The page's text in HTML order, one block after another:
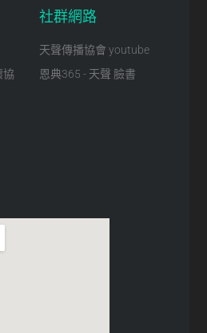
協
社群網路
天聲傳播協會 youtube
恩典365 - 天聲 臉書